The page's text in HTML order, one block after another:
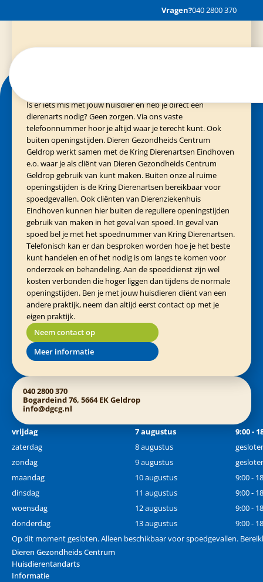
Vragen?040 2800 370Muito bom
Is er iets mis met jouw huisdier en heb je direct een
dierenarts nodig? Geen zorgen. Via ons vaste
telefoonnummer hoor je altijd waar je terecht kunt. Ook
buiten openingstijden. Dieren Gezondheids Centrum
Geldrop werkt samen met de Kring Dierenartsen Eindhoven
e.o. waar je als cliënt van Dieren Gezondheids Centrum
Geldrop gebruik van kunt maken. Buiten onze al ruime
openingstijden is de Kring Dierenartsen bereikbaar voor
spoedgevallen. Ook cliënten van Dierenziekenhuis
Eindhoven kunnen hier buiten de reguliere openingstijden
gebruik van maken in het geval van spoed. In geval van
spoed bel je met het spoednummer van Kring Dierenartsen.
Telefonisch kan er dan besproken worden hoe je het beste
kunt handelen en of het nodig is om langs te komen voor
onderzoek en behandeling. Aan de spoeddienst zijn wel
kosten verbonden die hoger liggen dan tijdens de normale
openingstijden. Ben je met jouw huisdieren cliënt van een
andere praktijk, neem dan altijd eerst contact op met je
eigen praktijk.
Neem contact op
Meer informatie
040 2800 370
Bogardeind 76, 5664 EK Geldrop
info@dgcg.nl
vrijdag 7 augustus
9:00 -
zaterdag
8 augustus
zondag
9 augustus
maandag
10 augustus
9:00 -
dinsdag
11 augustus
9:00 -
woensdag
12 augustus
9:00 -
donderdag
13 augustus
9:00 -
Op dit moment gesloten. Alleen beschikbaar voor spoedgevallen.
Dieren Gezondheids Centrum
Huisdierentandarts
Informatie